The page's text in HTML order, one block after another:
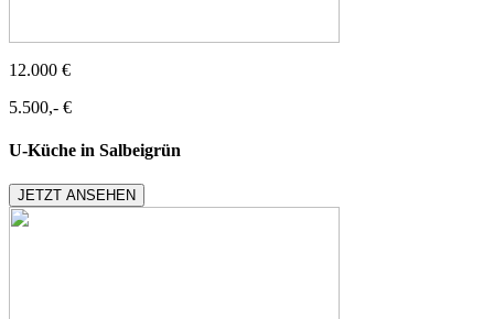
12.000 €
5.500,- €
U-Küche in Salbeigrün
JETZT ANSEHEN